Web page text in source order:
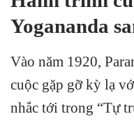
Yogananda
Vào năm 1920,
cuộc gặp gỡ kỳ lạ
nhắc tới trong “Tự